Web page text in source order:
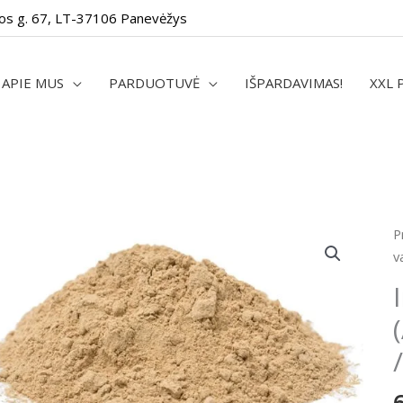
g. 67, LT-37106 Panevėžys
APIE MUS PARDUOTUVĖ IŠPARDAVIMAS! XXL
)